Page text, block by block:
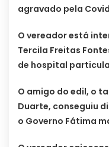
agravado pela
O vereador está
Tercila Freitas
de hospital
O amigo do edil, o
Duarte, conseguiu
o Governo Fátima